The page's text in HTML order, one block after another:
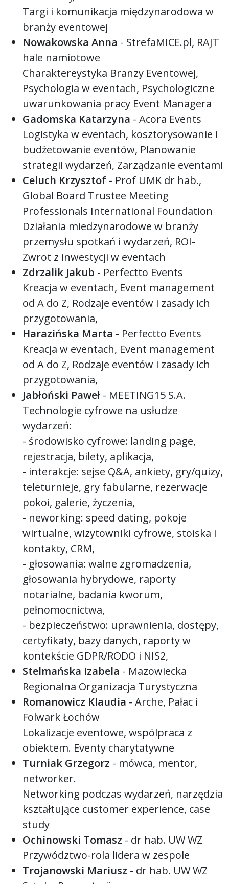
Targi i komunikacja międzynarodowa w
branży eventowej
Nowakowska Anna - StrefaMICE.pl, RAJT
hale namiotowe
Charaktereystyka Branzy Eventowej,
Psychologia w eventach, Psychologiczne
uwarunkowania pracy Event Managera
Gadomska Katarzyna - Acora Events
Logistyka w eventach, kosztorysowanie i
budżetowanie eventów, Planowanie
strategii wydarzeń, Zarządzanie eventami
Celuch Krzysztof - Prof UMK dr hab.,
Global Board Trustee Meeting
Professionals International Foundation
Działania miedzynarodowe w branży
przemysłu spotkań i wydarzeń, ROI-
Zwrot z inwestycji w eventach
Zdrzalik Jakub - Perfectto Events
Kreacja w eventach, Event management
od A do Z, Rodzaje eventów i zasady ich
przygotowania,
Harazińska Marta - Perfectto Events
Kreacja w eventach, Event management
od A do Z, Rodzaje eventów i zasady ich
przygotowania,
Jabłoński Paweł - MEETING15 S.A.
Technologie cyfrowe na usłudze
wydarzeń:
- środowisko cyfrowe: landing page,
rejestracja, bilety, aplikacja,
- interakcje: sejse Q&A, ankiety, gry/quizy,
teleturnieje, gry fabularne, rezerwacje
pokoi, galerie, życzenia,
- neworking: speed dating, pokoje
wirtualne, wizytowniki cyfrowe, stoiska i
kontakty, CRM,
- głosowania: walne zgromadzenia,
głosowania hybrydowe, raporty
notarialne, badania kworum,
pełnomocnictwa,
- bezpieczeństwo: uprawnienia, dostępy,
certyfikaty, bazy danych, raporty w
kontekście GDPR/RODO i NIS2,
Stelmańska Izabela - Mazowiecka
Regionalna Organizacja Turystyczna
Romanowicz Klaudia - Arche, Pałac i
Folwark Łochów
Lokalizacje eventowe, wspólpraca z
obiektem. Eventy charytatywne
Turniak Grzegorz - mówca, mentor,
networker.
Networking podczas wydarzeń, narzędzia
kształtujące customer experience, case
study
Ochinowski Tomasz - dr hab. UW WZ
Przywództwo-rola lidera w zespole
Trojanowski Mariusz - dr hab. UW WZ